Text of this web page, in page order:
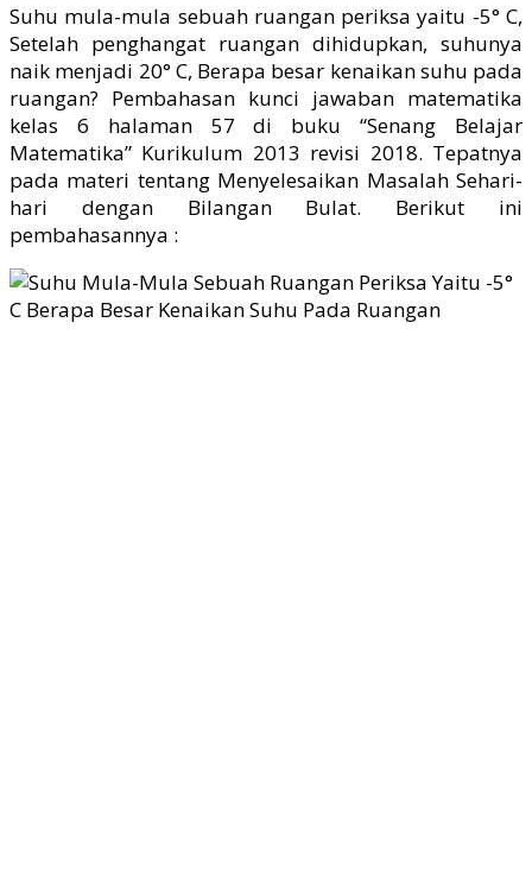
Suhu mula-mula sebuah ruangan periksa yaitu -5° C,
Setelah penghangat ruangan dihidupkan, suhunya
naik menjadi 20° C, Berapa besar kenaikan suhu pada
ruangan? Pembahasan kunci jawaban matematika
kelas 6 halaman 57 di buku “Senang Belajar
Matematika” Kurikulum 2013 revisi 2018. Tepatnya
pada materi tentang Menyelesaikan Masalah Sehari-
hari dengan Bilangan Bulat. Berikut ini
pembahasannya :